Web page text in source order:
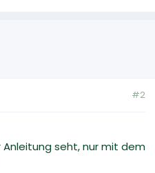
#2
Anleitung seht, nur mit dem